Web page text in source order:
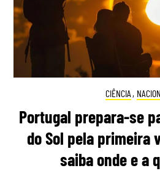
CIÊNCIA ,
Portugal prepara-se
do Sol pela primeira
saiba onde e a